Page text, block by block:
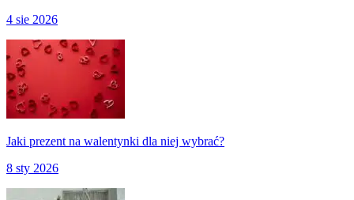
4 sie 2026
Jaki prezent na walentynki dla niej wybrać?
8 sty 2026